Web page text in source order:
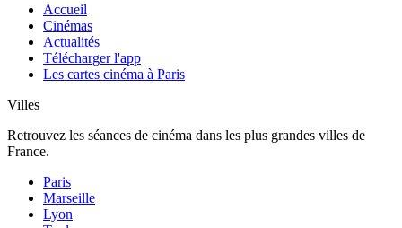
Accueil
Cinémas
Actualités
Télécharger l'app
Les cartes cinéma à Paris
Villes
Retrouvez les séances de cinéma dans les plus grandes villes de
France.
Paris
Marseille
Lyon